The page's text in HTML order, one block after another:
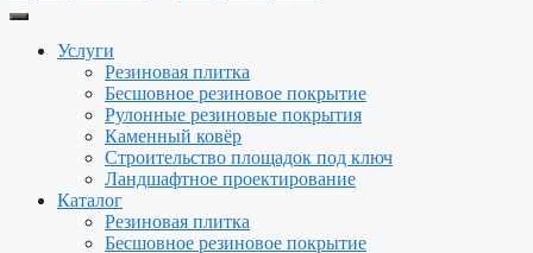
Услуги
Резиновая плитка
Бесшовное резиновое покрытие
Рулонные резиновые покрытия
Каменный ковёр
Строительство площадок под ключ
Ландшафтное проектирование
Каталог
Резиновая плитка
Бесшовное резиновое покрытие